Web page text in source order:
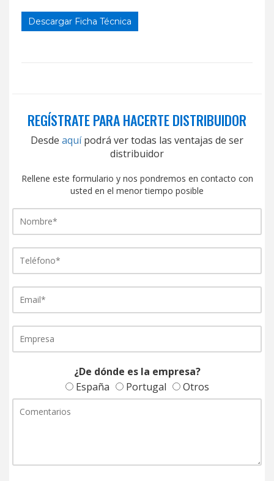
Descargar Ficha Técnica
REGÍSTRATE PARA HACERTE DISTRIBUIDOR
Desde aquípodrá ver todas las ventajas de ser
distribuidor
Rellene este formulario y nos pondremos en contacto con
usted en el menor tiempo posible
¿De dónde es la empresa?
España
Portugal Otros